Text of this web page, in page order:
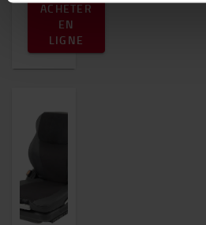
ACHETER
EN
LIGNE